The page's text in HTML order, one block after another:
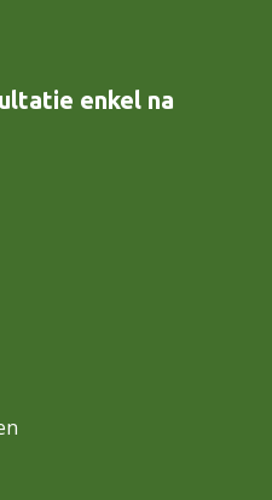
enkel na